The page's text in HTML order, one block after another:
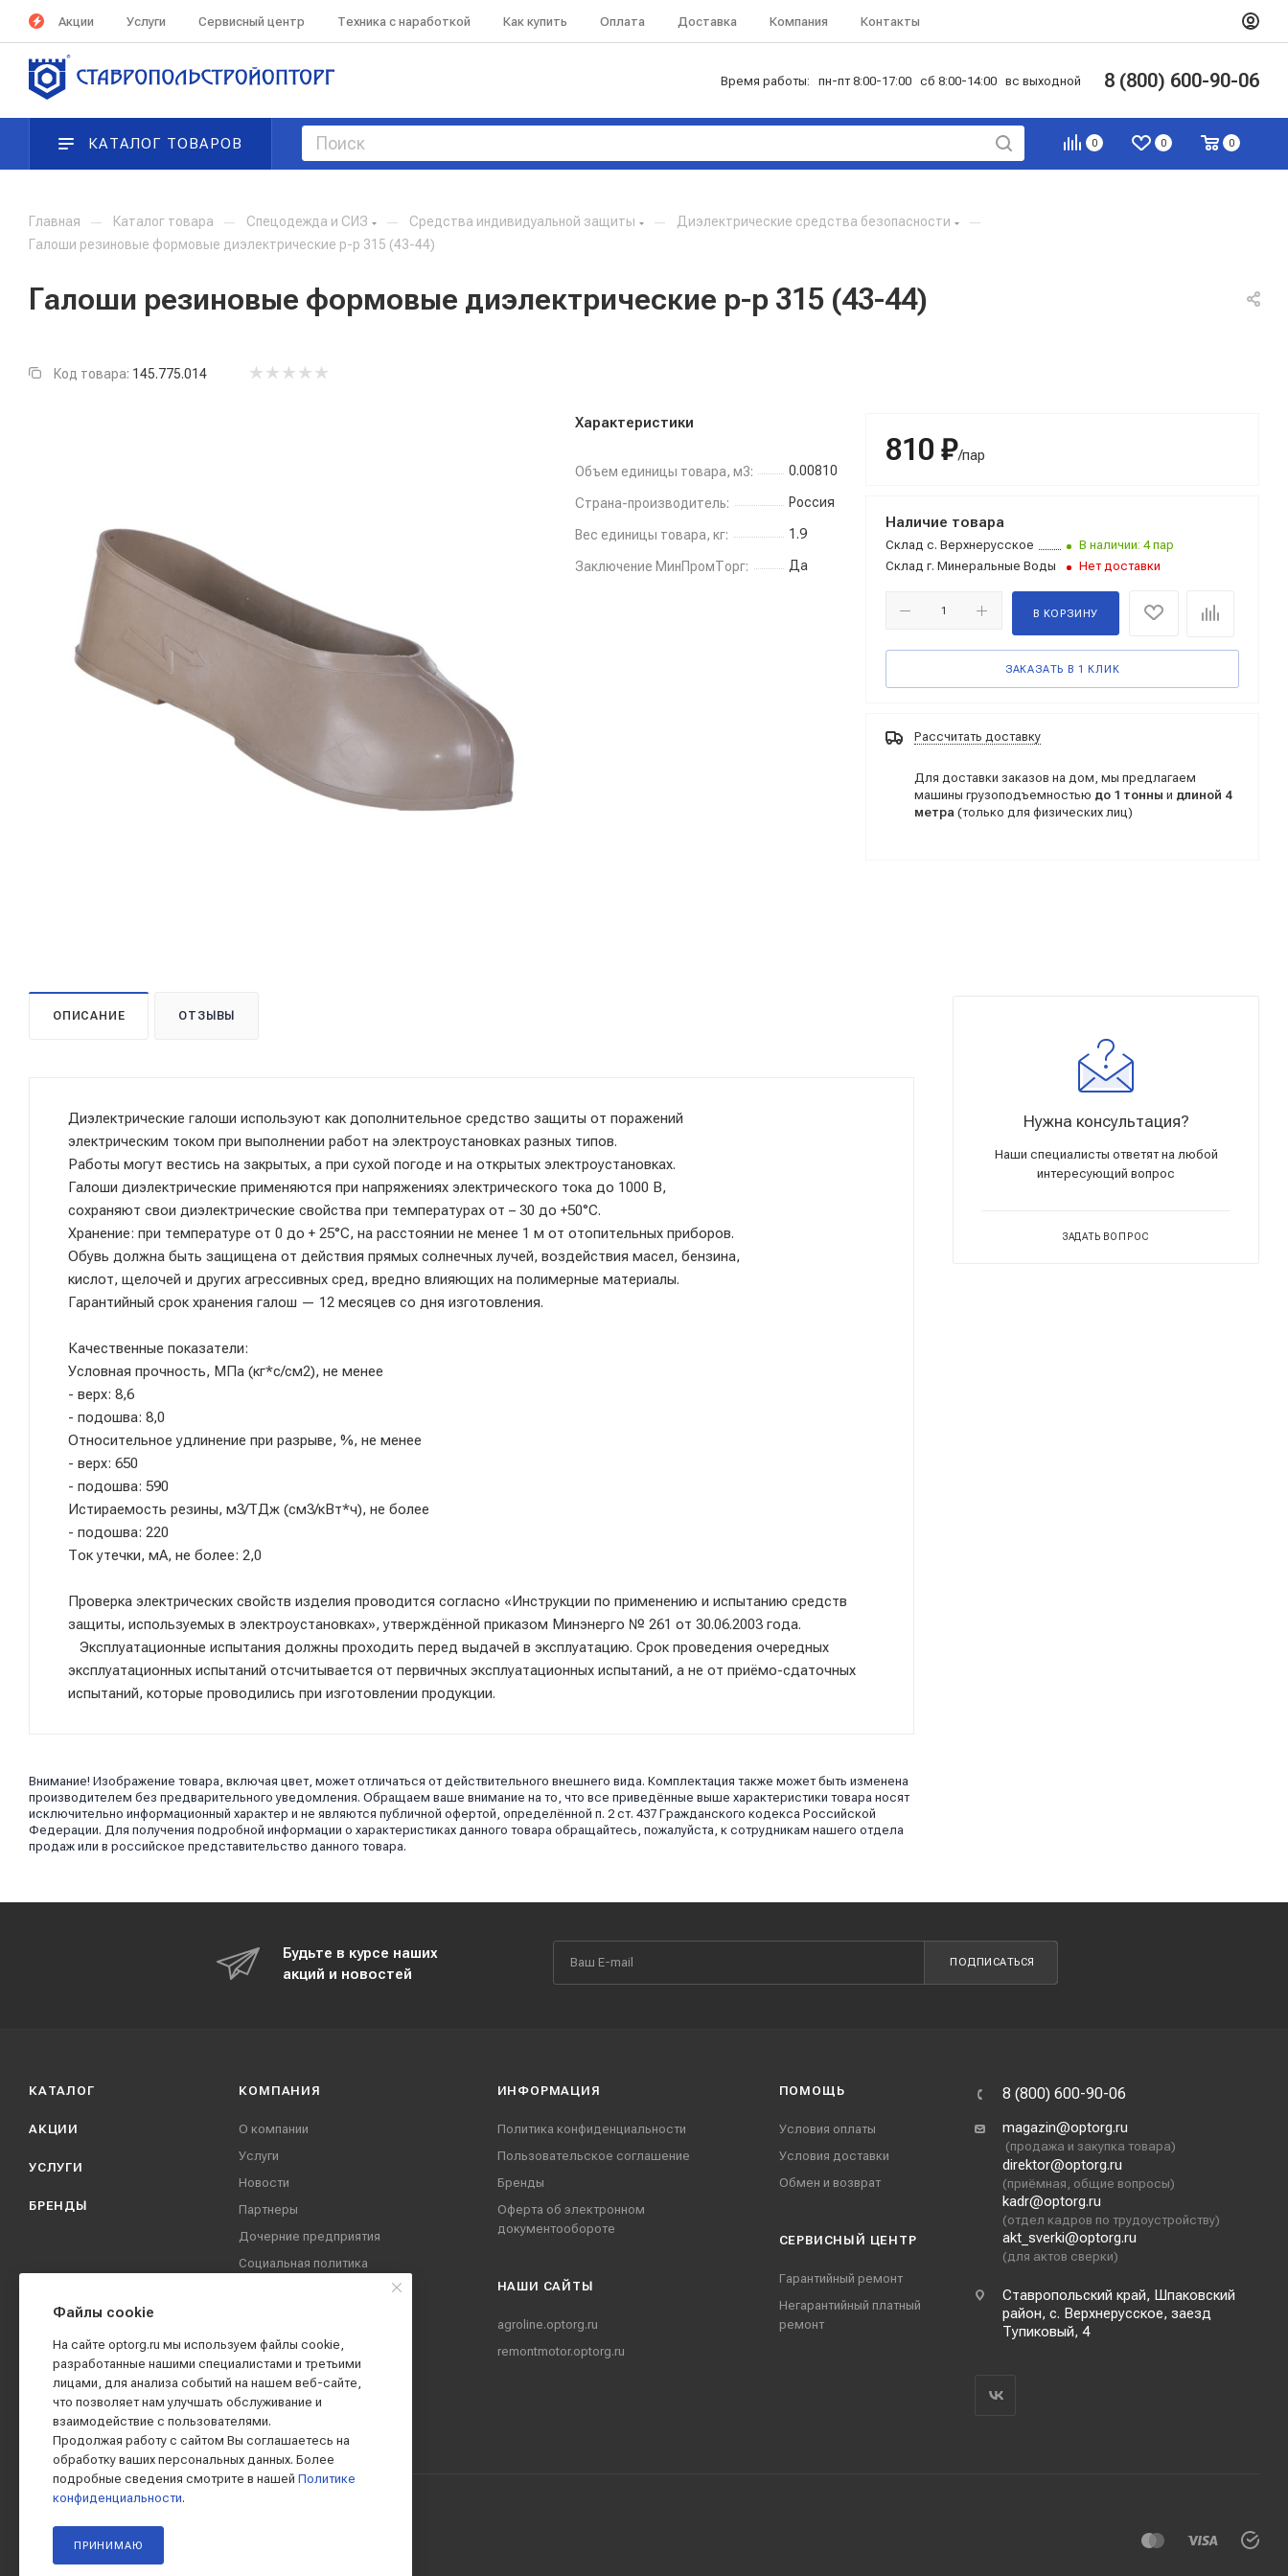
Акции Услуги Сервисный центр Техника с наработкой Как купить Оплата Доставка Компания Контакты
Время работы: пн-пт 8:00-17:00 сб 8:00-14:00 вс выходной 8 (800) 600-90-06
0 0 0
КАТАЛОГ ТОВАРОВ
Главная — Каталог товара — Спецодежда и СИЗ — Средства индивидуальной защиты — Диэлектрические средства безопасности —
Галоши резиновые формовые диэлектрические р-р 315 (43-44)
Галоши резиновые формовые диэлектрические р-р 315 (43-44)
Код товара: 145.775.014
Характеристики
Объем единицы товара, м3: 0.00810
Страна-производитель: Россия
Вес единицы товара, кг: 1.9
Заключение МинПромТорг: Да
810 ₽/пар
Наличие товара
Склад с. Верхнерусское
В наличии: 4 пар
Склад г. Минеральные Воды Нет доставки
В КОРЗИНУ
ЗАКАЗАТЬ В 1 КЛИК
Рассчитать доставку
Для доставки заказов на дом, мы предлагаем
машины грузоподъемностью до 1 тонны и длиной 4
метра (только для физических лиц)
ОПИСАНИЕ ОТЗЫВЫ
Диэлектрические галоши используют как дополнительное средство защиты от поражений
электрическим током при выполнении работ на электроустановках разных типов.
Работы могут вестись на закрытых, а при сухой погоде и на открытых электроустановках.
Галоши диэлектрические применяются при напряжениях электрического тока до 1000 В,
сохраняют свои диэлектрические свойства при температурах от – 30 до +50°С.
Хранение: при температуре от 0 до + 25°С, на расстоянии не менее 1 м от отопительных приборов.
Обувь должна быть защищена от действия прямых солнечных лучей, воздействия масел, бензина,
кислот, щелочей и других агрессивных сред, вредно влияющих на полимерные материалы.
Гарантийный срок хранения галош — 12 месяцев со дня изготовления.
Качественные показатели:
Условная прочность, МПа (кг*с/см2), не менее
- верх: 8,6
- подошва: 8,0
Относительное удлинение при разрыве, %, не менее
- верх: 650
- подошва: 590
Истираемость резины, м3/ТДж (см3/кВт*ч), не более
- подошва: 220
Ток утечки, мА, не более: 2,0
Проверка электрических свойств изделия проводится согласно «Инструкции по применению и испытанию средств
защиты, используемых в электроустановках», утверждённой приказом Минэнерго № 261 от 30.06.2003 года.
Эксплуатационные испытания должны проходить перед выдачей в эксплуатацию. Срок проведения очередных
эксплуатационных испытаний отсчитывается от первичных эксплуатационных испытаний, а не от приёмо-сдаточных
испытаний, которые проводились при изготовлении продукции.
Внимание! Изображение товара, включая цвет, может отличаться от действительного внешнего вида. Комплектация также может быть изменена
производителем без предварительного уведомления. Обращаем ваше внимание на то, что все приведённые выше характеристики товара носят
исключительно информационный характер и не являются публичной офертой, определённой п. 2 ст. 437 Гражданского кодекса Российской
Федерации. Для получения подробной информации о характеристиках данного товара обращайтесь, пожалуйста, к сотрудникам нашего отдела
продаж или в российское представительство данного товара.
Нужна консультация?
Наши специалисты ответят на любой
интересующий вопрос
ЗАДАТЬ ВОПРОС
Будьте в курсе наших
акций и новостей
ПОДПИСАТЬСЯ
КАТАЛОГ
АКЦИИ
УСЛУГИ
БРЕНДЫ
КОМПАНИЯ
О компании
Услуги
Новости
Партнеры
Дочерние предприятия
Социальная политика
Вакансии
Реквизиты
Контакты
ИНФОРМАЦИЯ
Политика конфиденциальности
Пользовательское соглашение
Бренды
Оферта об электронном
документообороте
НАШИ CАЙТЫ
agroline.optorg.ru
remontmotor.optorg.ru
ПОМОЩЬ
Условия оплаты
Условия доставки
Обмен и возврат
СЕРВИСНЫЙ ЦЕНТР
Гарантийный ремонт
Негарантийный платный
ремонт
8 (800) 600-90-06
magazin@optorg.ru
(продажа и закупка товара)
direktor@optorg.ru
(приёмная, общие вопросы)
kadr@optorg.ru
(отдел кадров по трудоустройству)
akt_sverki@optorg.ru
(для актов сверки)
Ставропольский край, Шпаковский
район, с. Верхнерусское, заезд
Тупиковый, 4
Файлы cookie
На сайте optorg.ru мы используем файлы cookie,
разработанные нашими специалистами и третьими
лицами, для анализа событий на нашем веб-сайте,
что позволяет нам улучшать обслуживание и
взаимодействие с пользователями.
Продолжая работу с сайтом Вы соглашаетесь на
обработку ваших персональных данных. Более
подробные сведения смотрите в нашей Политике
конфиденциальности.
ПРИНИМАЮ